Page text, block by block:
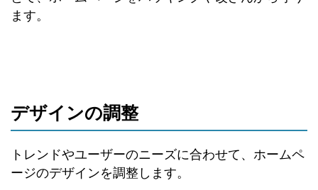
ます。
デザインの調整
トレンドやユーザーのニーズに合わせて、ホームペ
ージのデザインを調整します。